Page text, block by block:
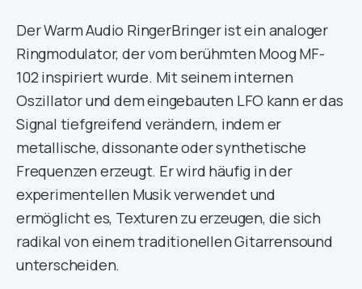
Der Warm Audio RingerBringer ist ein analoger
Ringmodulator, der vom berühmten Moog MF-
102 inspiriert wurde. Mit seinem internen
Oszillator und dem eingebauten LFO kann er das
Signal tiefgreifend verändern, indem er
metallische, dissonante oder synthetische
Frequenzen erzeugt. Er wird häufig in der
experimentellen Musik verwendet und
ermöglicht es, Texturen zu erzeugen, die sich
radikal von einem traditionellen Gitarrensound
unterscheiden.